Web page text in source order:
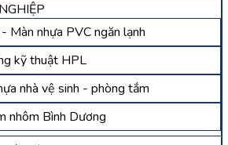
Màn nhựa PVC ngăn lạnh
kỹ thuật HPL
nhà vệ sinh - phòng tắm
nhôm Bình Dương